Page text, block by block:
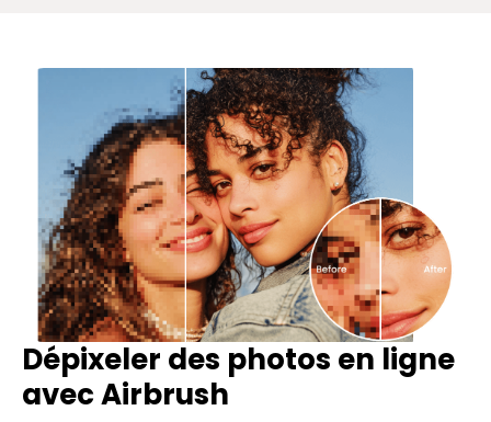
Dépixeler des photos en ligne
avec Airbrush